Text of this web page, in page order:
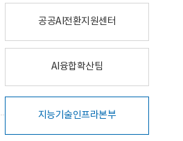
공공AI전환지원센터
AI융합확산팀
지능기술인프라본부